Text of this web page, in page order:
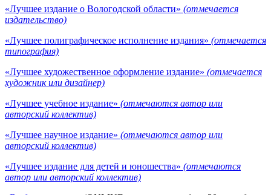
«Лучшее издание о Вологодской области» (отмечается
издательство)
«Лучшее полиграфическое исполнение издания» (отмечается
типография)
«Лучшее художественное оформление издание» (отмечается
художник или дизайнер)
«Лучшее учебное издание» (отмечаются автор или
авторский коллектив)
«Лучшее научное издание» (отмечаются автор или
авторский коллектив)
«Лучшее издание для детей и юношества» (отмечаются
автор или авторский коллектив)